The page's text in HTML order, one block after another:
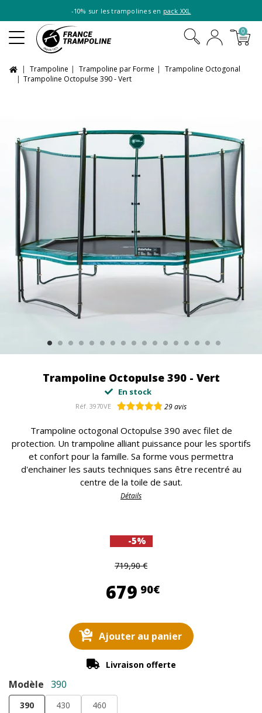
-10% sur les trampolines en pack XXL
0
Trampoline Trampoline par Forme
Trampoline Octogonal
Trampoline Octopulse 390 - Vert
Trampoline Octopulse 390 - Vert
En stock
Réf. 3970VE 29avis
Trampoline octogonal Octopulse 390 avec filet de
protection. Un trampoline alliant puissance pour les sportifs
et confort pour la famille. Sa forme vous permettra
d'enchainer les sauts techniques sans être recentré au
centre de la toile de saut.
Détails
-5%
719,90 €
679 90€679,90 €
Ajouter au panier
Livraison offerte
Modèle 390
390 430 460